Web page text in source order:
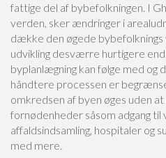
fattige del af bybefolkningen. I
verden, sker ændringer i
dække den øgede
udvikling desværre hurtigere
byplanlægning kan følge med og
håndtere processen er
omkredsen af byen øges uden
fornødenheder såsom adgang
affaldsindsamling, hospitaler og
med mere.